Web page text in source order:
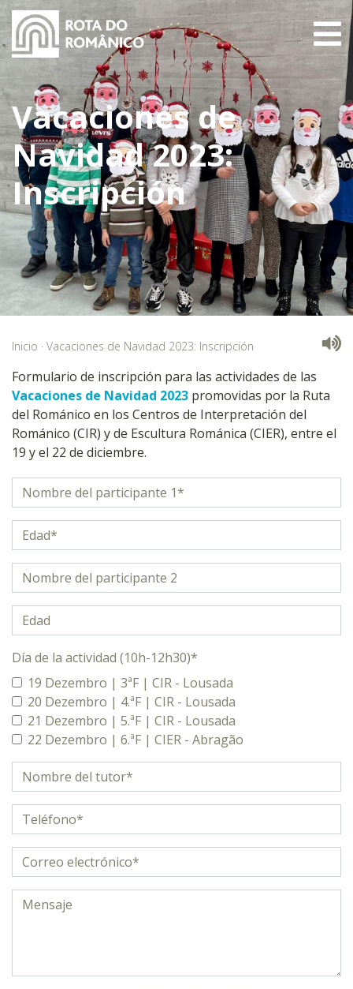
Vacaciones de
Navidad 2023:
Inscripción
Inicio · Vacaciones de Navidad 2023: Inscripción
Formulario de inscripción para las actividades de las
Vacaciones de Navidad 2023 promovidas por la Ruta
del Románico en los Centros de Interpretación del
Románico (CIR) y de Escultura Románica (CIER), entre el
19 y el 22 de diciembre.
Día de la actividad (10h-12h30)*
19 Dezembro | 3ªF | CIR - Lousada
20 Dezembro | 4.ªF | CIR - Lousada
21 Dezembro | 5.ªF | CIR - Lousada
22 Dezembro | 6.ªF | CIER - Abragão